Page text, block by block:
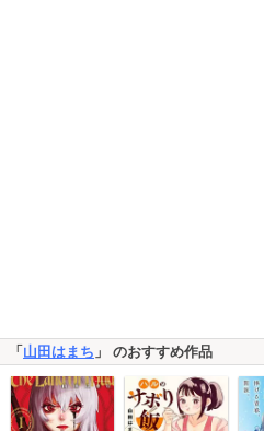
「山田はまち 」 のおすすめ作品